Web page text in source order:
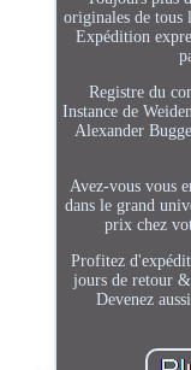
originales de tous
Expédition
Registre du
Instance de
Alexander
Avez-vous vous
dans le grand
prix chez
Profitez
jours de retour
Devenez